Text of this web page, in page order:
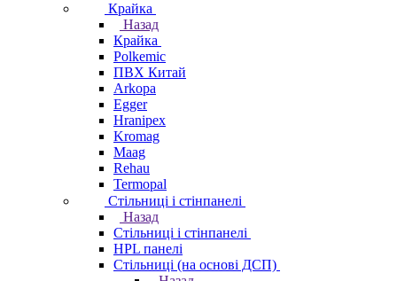
Крайка
Назад
Крайка
Polkemic
ПВХ Китай
Arkopa
Egger
Hranipex
Kromag
Maag
Rehau
Termopal
Стільниці і стінпанелі
Назад
Стільниці і стінпанелі
HPL панелі
Стільниці (на основі ДСП)